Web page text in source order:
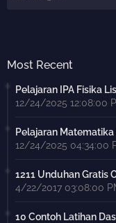
Most Recent
Pelajaran IPA Fisika
12/24/2025 12:08:00
Pelajaran
12/24/2025 04:34:00
1211 Unduhan Gratis
4/22/2017 03:08:00
10 Contoh Latihan